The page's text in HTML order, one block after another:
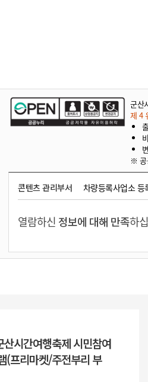
군산
제 4
※ 공
콘텐츠 관리부서 차량등록사업소 등
열람하신 정보에 대해 만족하
시간여행축제 시민참여
(프리마켓/주전부리 부